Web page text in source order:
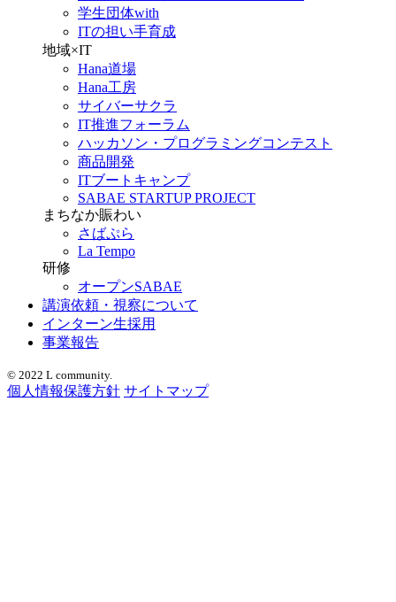
学生団体with
ITの担い手育成
地域×IT
Hana道場
Hana工房
サイバーサクラ
IT推進フォーラム
ハッカソン・プログラミングコンテスト
商品開発
ITブートキャンプ
SABAE STARTUP PROJECT
まちなか賑わい
さばぷら
La Tempo
研修
オープンSABAE
講演依頼・視察について
インターン生採用
事業報告
© 2022 L community.
個人情報保護方針 サイトマップ